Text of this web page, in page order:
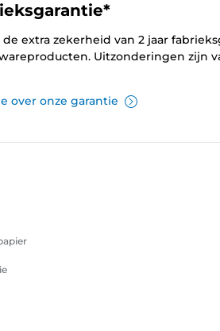
extra zekerheid van 2 jaar
Uitzonderingen zijn
over onze garantie